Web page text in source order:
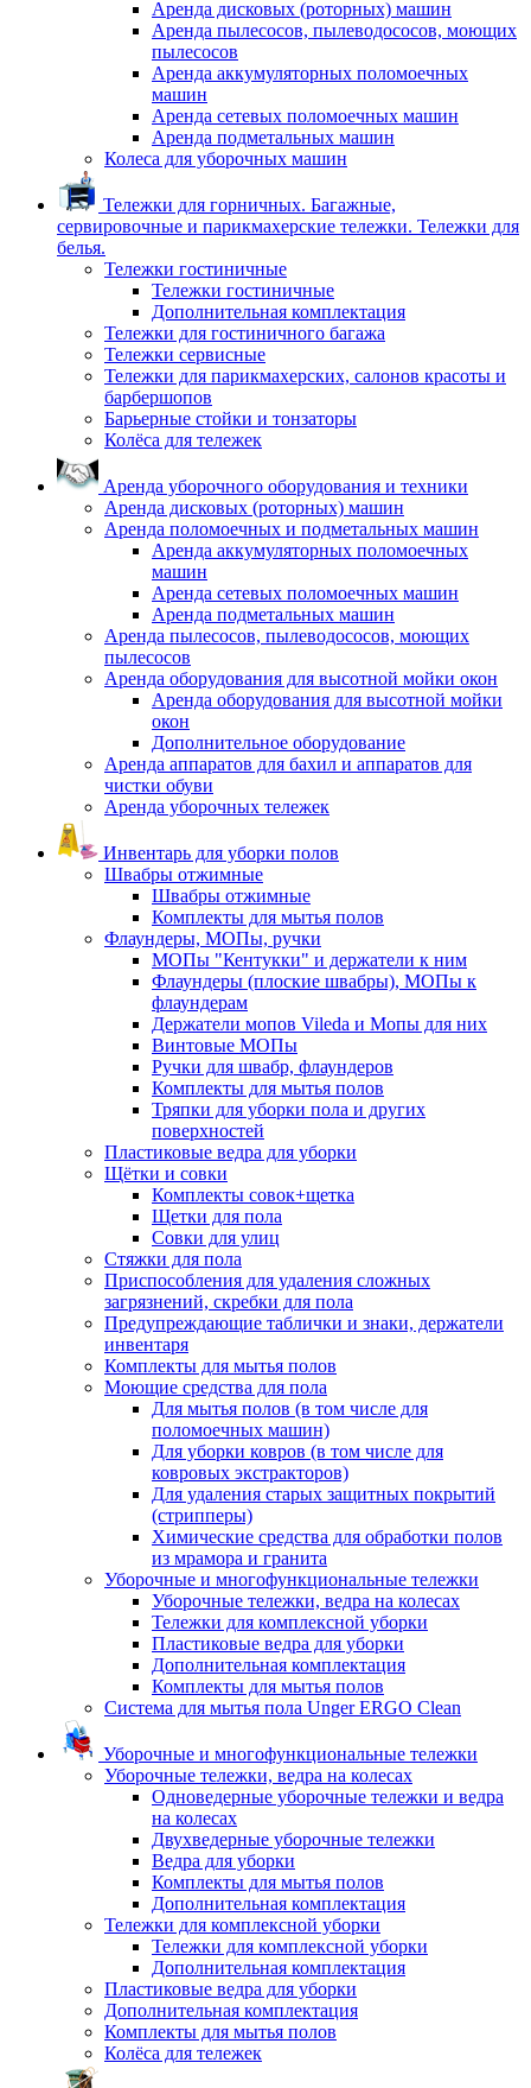
Аренда дисковых (роторных) машин
Аренда пылесосов, пылеводососов, моющих
пылесосов
Аренда аккумуляторных поломоечных
машин
Аренда сетевых поломоечных машин
Аренда подметальных машин
Колеса для уборочных машин
Тележки для горничных. Багажные,
сервировочные и парикмахерские тележки. Тележки для
белья.
Тележки гостиничные
Тележки гостиничные
Дополнительная комплектация
Тележки для гостиничного багажа
Тележки сервисные
Тележки для парикмахерских, салонов красоты и
барбершопов
Барьерные стойки и тонзаторы
Колёса для тележек
Аренда уборочного оборудования и техники
Аренда дисковых (роторных) машин
Аренда поломоечных и подметальных машин
Аренда аккумуляторных поломоечных
машин
Аренда сетевых поломоечных машин
Аренда подметальных машин
Аренда пылесосов, пылеводососов, моющих
пылесосов
Аренда оборудования для высотной мойки окон
Аренда оборудования для высотной мойки
окон
Дополнительное оборудование
Аренда аппаратов для бахил и аппаратов для
чистки обуви
Аренда уборочных тележек
Инвентарь для уборки полов
Швабры отжимные
Швабры отжимные
Комплекты для мытья полов
Флаундеры, МОПы, ручки
МОПы "Кентукки" и держатели к ним
Флаундеры (плоские швабры), МОПы к
флаундерам
Держатели мопов Vileda и Мопы для них
Винтовые МОПы
Ручки для швабр, флаундеров
Комплекты для мытья полов
Тряпки для уборки пола и других
поверхностей
Пластиковые ведра для уборки
Щётки и совки
Комплекты совок+щетка
Щетки для пола
Совки для улиц
Стяжки для пола
Приспособления для удаления сложных
загрязнений, скребки для пола
Предупреждающие таблички и знаки, держатели
инвентаря
Комплекты для мытья полов
Моющие средства для пола
Для мытья полов (в том числе для
поломоечных машин)
Для уборки ковров (в том числе для
ковровых экстракторов)
Для удаления старых защитных покрытий
(стрипперы)
Химические средства для обработки полов
из мрамора и гранита
Уборочные и многофункциональные тележки
Уборочные тележки, ведра на колесах
Тележки для комплексной уборки
Пластиковые ведра для уборки
Дополнительная комплектация
Комплекты для мытья полов
Система для мытья пола Unger ERGO Clean
Уборочные и многофункциональные тележки
Уборочные тележки, ведра на колесах
Одноведерные уборочные тележки и ведра
на колесах
Двухведерные уборочные тележки
Ведра для уборки
Комплекты для мытья полов
Дополнительная комплектация
Тележки для комплексной уборки
Тележки для комплексной уборки
Дополнительная комплектация
Пластиковые ведра для уборки
Дополнительная комплектация
Комплекты для мытья полов
Колёса для тележек